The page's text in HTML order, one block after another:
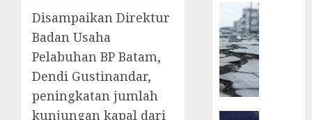
Disampaikan Direktur
Badan Usaha
Pelabuhan BP Batam,
Dendi Gustinandar,
peningkatan jumlah
kunjungan kapal dari